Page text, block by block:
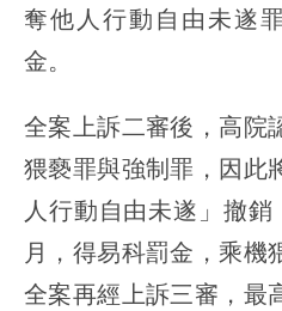
奪他人行動自由未遂
金。
全案上訴二審後，高院
猥褻罪與強制罪，因此
人行動自由未遂」撤
月，得易科罰金，乘機
全案再經上訴三審，最